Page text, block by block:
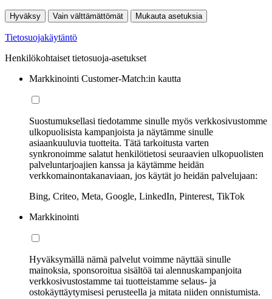
Hyväksy Vain välttämättömät Mukauta asetuksia
Tietosuojakäytäntö
Henkilökohtaiset tietosuoja-asetukset
Markkinointi Customer-Match:in kautta
Suostumuksellasi tiedotamme sinulle myös verkkosivustomme
ulkopuolisista kampanjoista ja näytämme sinulle
asiaankuuluvia tuotteita. Tätä tarkoitusta varten
synkronoimme salatut henkilötietosi seuraavien ulkopuolisten
palveluntarjoajien kanssa ja käytämme heidän
verkkomainontakanaviaan, jos käytät jo heidän palvelujaan:
Bing, Criteo, Meta, Google, LinkedIn, Pinterest, TikTok
Markkinointi
Hyväksymällä nämä palvelut voimme näyttää sinulle
mainoksia, sponsoroitua sisältöä tai alennuskampanjoita
verkkosivustostamme tai tuotteistamme selaus- ja
ostokäyttäytymisesi perusteella ja mitata niiden onnistumista.